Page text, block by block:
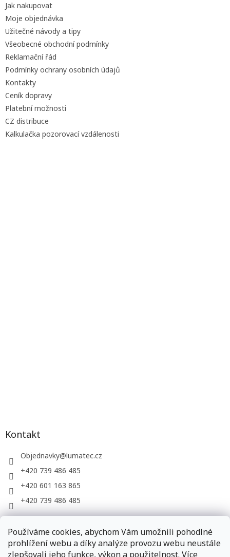
Používáme cookies, abychom Vám umožnili pohodlné
prohlížení webu a díky analýze provozu webu neustále
zlepšovali jeho funkce, výkon a použitelnost. Více
Jak nakupovat
Moje objednávka
Užitečné návody a tipy
Všeobecné obchodní podmínky
Reklamační řád
Podmínky ochrany osobních údajů
Kontakty
Ceník dopravy
Platební možnosti
CZ distribuce
Kalkulačka pozorovací vzdálenosti
Kontakt
Objednavky@lumatec.cz
+420 739 486 485
+420 601 163 865
+420 739 486 485
LUMATEC, s.r.o. - web společnosti